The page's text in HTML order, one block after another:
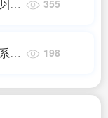
|海
355
统
198